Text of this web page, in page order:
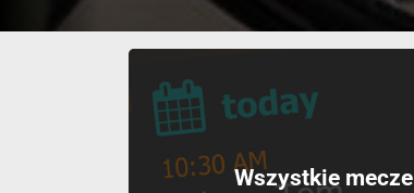
Wszystkie mecze